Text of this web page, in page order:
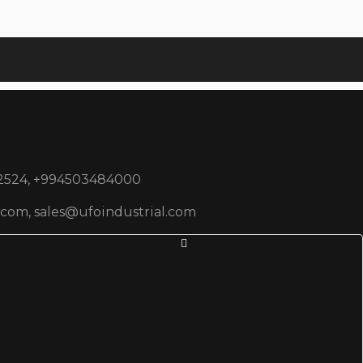
+994503484000
sales@ufoindustrial.com